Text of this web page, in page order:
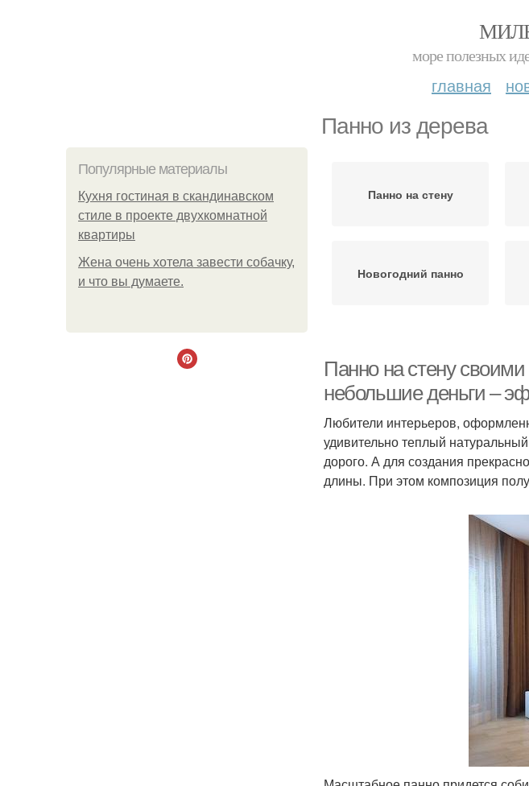
море полезных
главная
Панно из дерева
Популярные материалы
Кухня гостиная в скандинавском
стиле в проекте двухкомнатной
квартиры
Жена очень хотела завести собачку,
и что вы думаете.
Панно на стену
Новогодний панно
Панно на стену
небольшие деньги –
Любители интерьеров,
удивительно теплый
дорого. А для создания
длины. При этом композиция